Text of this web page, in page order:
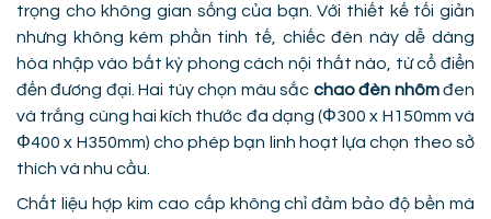
trọng cho không gian sống của bạn. Với thiết kế tối giản
nhưng không kém phần tinh tế, chiếc đèn này dễ dàng
hòa nhập vào bất kỳ phong cách nội thất nào, từ cổ điển
đến đương đại. Hai tùy chọn màu sắc chao đèn nhômđen
và trắng cùng hai kích thước đa dạng (Φ300 x H150mm và
Φ400 x H350mm) cho phép bạn linh hoạt lựa chọn theo sở
thích và nhu cầu.
Chất liệu hợp kim cao cấp không chỉ đảm bảo độ bền mà